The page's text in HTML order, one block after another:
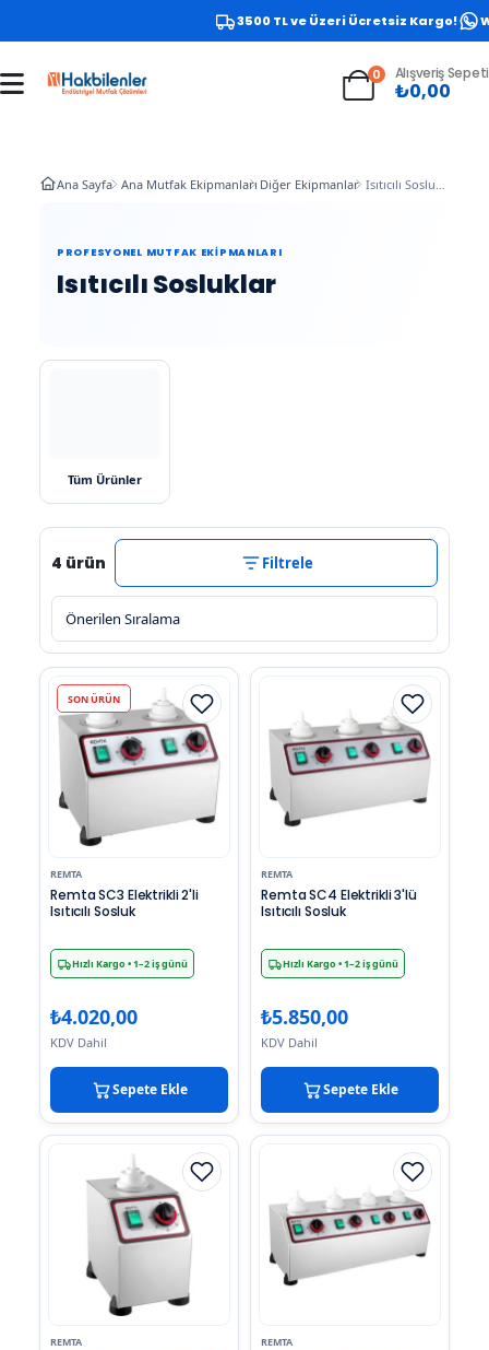
3500 TL ve Üzeri Ücretsiz Kargo!
0 Alışveriş Sepeti
₺0,00
Ana Sayfa Ana Mutfak Ekipmanları Diğer Ekipmanlar
PROFESYONEL MUTFAK EKIPMANLARI
Isıtıcılı Sosluklar
Tüm Ürünler
4 ürün Filtrele
SON ÜRÜN
REMTA
Remta SC3 Elektrikli 2'li
Isıtıcılı Sosluk
Hızlı Kargo• 1–2 iş günü
₺4.020,00
KDV Dahil
Sepete Ekle
REMTA
Remta SC4 Elektrikli 3'lü
Isıtıcılı Sosluk
Hızlı Kargo• 1–2 iş günü
₺5.850,00
KDV Dahil
Sepete Ekle
REMTA REMTA